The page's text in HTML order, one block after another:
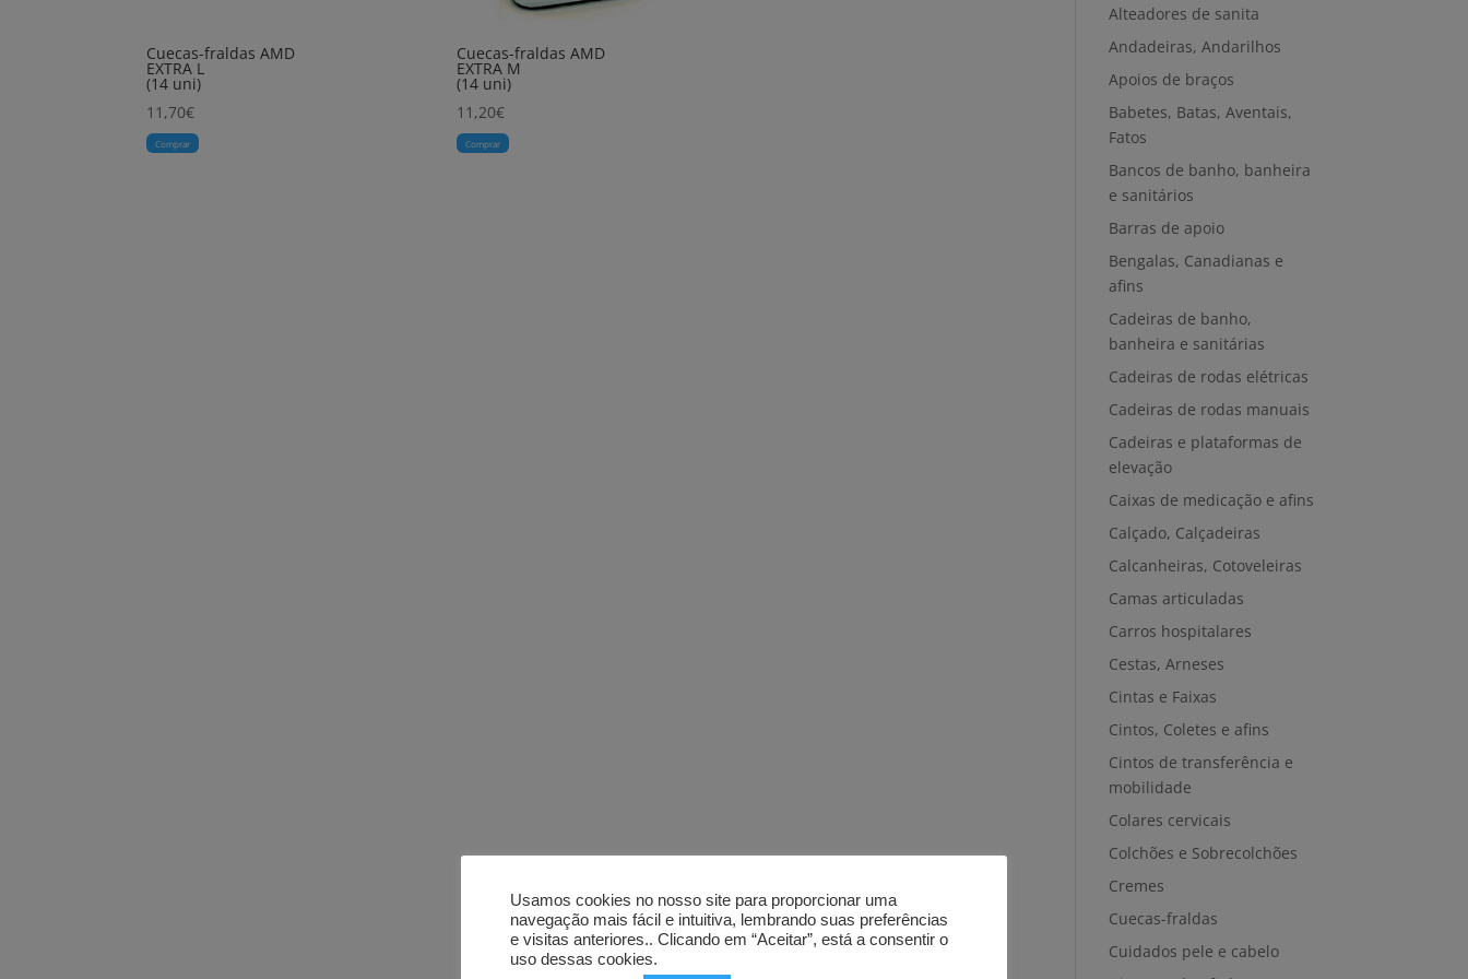
Cuecas-fraldas AMD
EXTRA L
(14 uni)
11,70€
Comprar
Cuecas-fraldas AMD
EXTRA M
(14 uni)
11,20€
Comprar
Alteadores de sanita
Andadeiras, Andarilhos
Apoios de braços
Babetes, Batas, Aventais,
Fatos
Bancos de banho, banheira
e sanitários
Barras de apoio
Bengalas, Canadianas e
afins
Cadeiras de banho,
banheira e sanitárias
Cadeiras de rodas elétricas
Cadeiras de rodas manuais
Cadeiras e plataformas de
elevação
Caixas de medicação e afins
Calçado, Calçadeiras
Calcanheiras, Cotoveleiras
Camas articuladas
Carros hospitalares
Cestas, Arneses
Cintas e Faixas
Cintos, Coletes e afins
Cintos de transferência e
mobilidade
Colares cervicais
Colchões e Sobrecolchões
Cremes
Cuecas-fraldas
Cuidados pele e cabelo
Usamos cookies no nosso site para proporcionar uma
navegação mais fácil e intuitiva, lembrando suas preferências
e visitas anteriores.. Clicando em “Aceitar”, está a consentir o
uso dessas cookies.